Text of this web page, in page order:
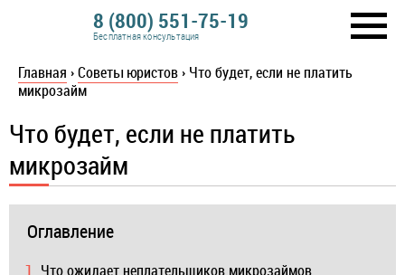
8 (800) 551-75-19
Бесплатная консультация
Главная ›Советы юристов › Что будет, если не платить
микрозайм
Что будет, если не платить
микрозайм
Оглавление
Что ожидает неплательщиков микрозаймов